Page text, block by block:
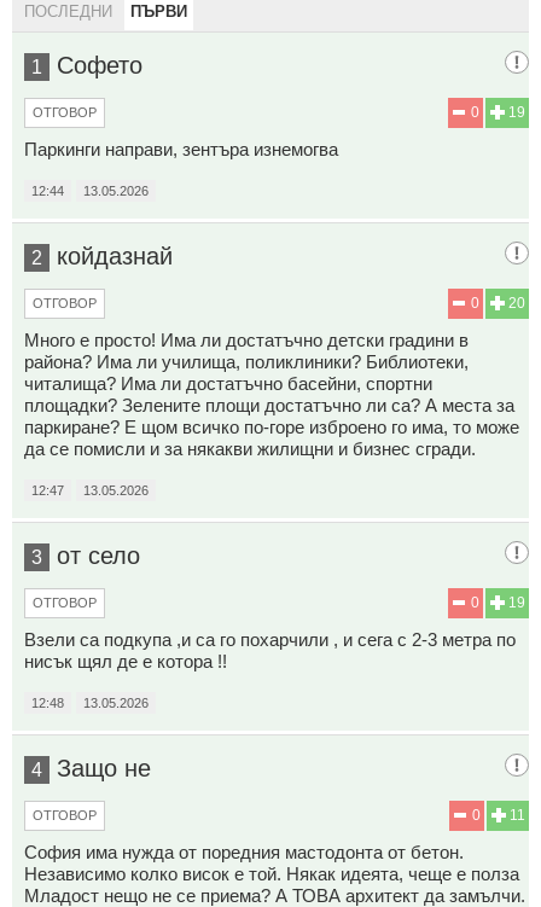
ПОСЛЕДНИ ПЪРВИ
1 Софето
19
0
ОТГОВОР
Паркинги направи, зентъра изнемогва
12:44 13.05.2026
2 койдазнай
20
0
ОТГОВОР
Много е просто! Има ли достатъчно детски градини в
района? Има ли училища, поликлиники? Библиотеки,
читалища? Има ли достатъчно басейни, спортни
площадки? Зелените площи достатъчно ли са? А места за
паркиране? Е щом всичко по-горе изброено го има, то може
да се помисли и за някакви жилищни и бизнес сгради.
12:47 13.05.2026
3 от село
19
0
ОТГОВОР
Взели са подкупа ,и са го похарчили , и сега с 2-3 метра по
нисък щял де е котора !!
12:48 13.05.2026
4 Защо не
11
0
ОТГОВОР
София има нужда от поредния мастодонта от бетон.
Независимо колко висок е той. Някак идеята, чеще е полза
Младост нещо не се приема? А ТОВА архитект да замълчи.